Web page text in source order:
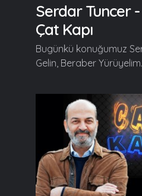
Serdar Tuncer
Çat Kapı
Bugünkü konuğumuz
Gelin, Beraber